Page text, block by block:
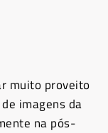
muito proveito
imagens da
na pós-